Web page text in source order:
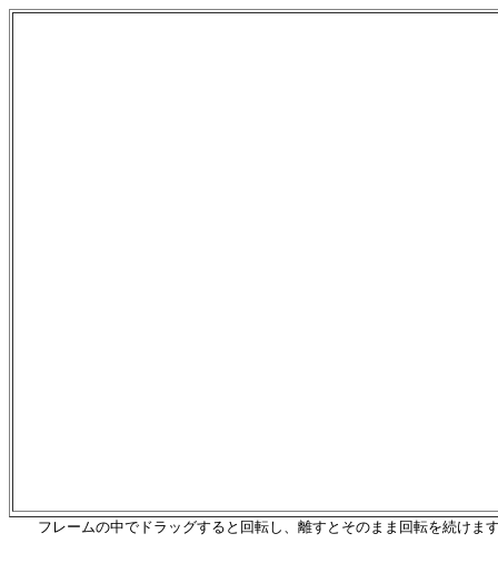
フレームの中でドラッグすると回転し、離すとそのまま回転を続けま